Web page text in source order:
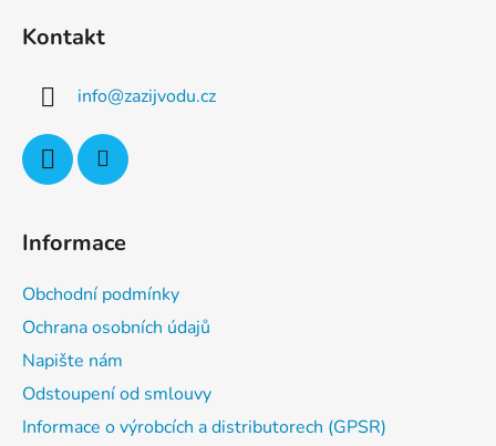
Kontakt
info@zazijvodu.cz
Informace
Obchodní podmínky
Ochrana osobních údajů
Napište nám
Odstoupení od smlouvy
Informace o výrobcích a distributorech (GPSR)